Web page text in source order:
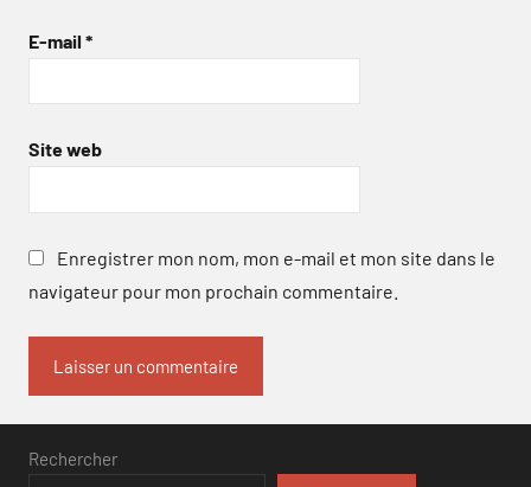
E-mail *
Site web
Enregistrer mon nom, mon e-mail et mon site dans le
navigateur pour mon prochain commentaire.
Rechercher